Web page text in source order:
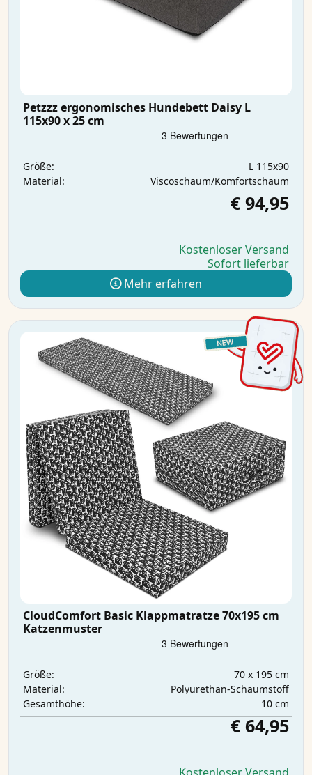
Petzzz ergonomisches Hundebett Daisy L
115x90 x 25 cm
Größe:
L 115x90
Material:
Viscoschaum/Komfortschaum
€ 94,95
Kostenloser Versand
Sofort lieferbar
Mehr erfahren
CloudComfort Basic Klappmatratze 70x195 cm
Katzenmuster
Größe:
70 x 195 cm
Material:
Polyurethan-Schaumstoff
Gesamthöhe:
10 cm
€ 64,95